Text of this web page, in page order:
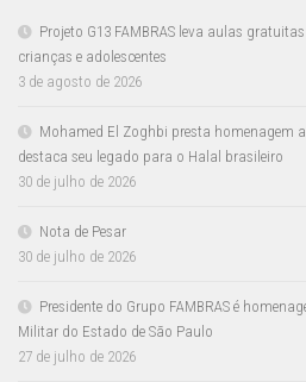
Projeto G13 FAMBRAS leva aulas
crianças e adolescentes
3 de agosto de 2026
Mohamed El Zoghbi presta homenagem
destaca seu legado para o Halal brasileiro
30 de julho de 2026
Nota de Pesar
30 de julho de 2026
Presidente do Grupo FAMBRAS é
Militar do Estado de São Paulo
27 de julho de 2026